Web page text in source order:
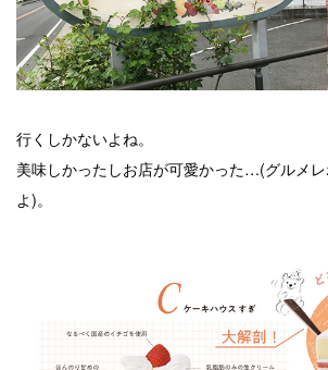
行くしかないよね。
美味しかったしお店が可愛かった…(グルメ
よ)。